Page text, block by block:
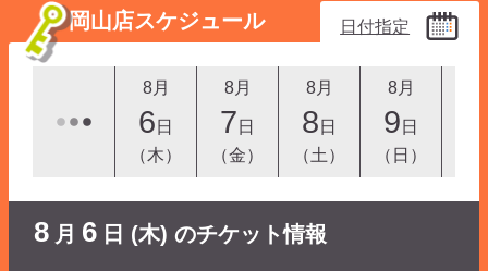
岡山店スケジュール 日付指定
8月
6 日
（木）
8月
7 日
（金）
8月
8 日
（土）
8月
9 日
（日）
8 月 6 日 (木) のチケット情報